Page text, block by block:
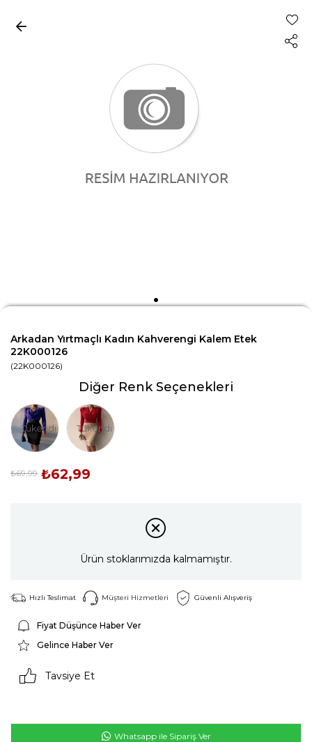
Arkadan Yırtmaçlı Kadın Kahverengi Kalem Etek
22K000126
(22K000126)
Diğer Renk Seçenekleri
Tükendi Tükendi
₺69,99 ₺62,99
Ürün stoklarımızda kalmamıştır.
Hızlı Teslimat Müşteri Hizmetleri Güvenli Alışveriş
Fiyat Düşünce Haber Ver
Gelince Haber Ver
Tavsiye Et
Whatsapp ile Sipariş Ver